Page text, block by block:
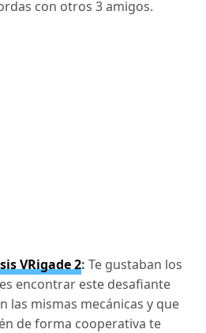
con otros 3 amigos.
VRigade 2: Te gustaban los
encontrar este desafiante
las mismas mecánicas y que
de forma cooperativa te